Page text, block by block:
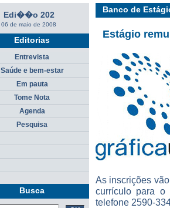
Banco de
Estágio
As inscrições
currículo para
telefone 2590-
Edi��o 202
06 de maio de 2008
Editorias
Entrevista
Saúde e bem-estar
Em pauta
Tome Nota
Agenda
Pesquisa
Busca